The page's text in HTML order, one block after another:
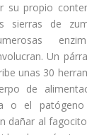
su propio
sierras de
Un
unas 30
de
o el
dañar al